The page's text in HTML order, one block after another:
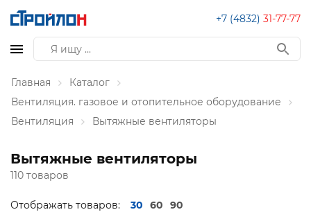
+7 (4832) 31-77-77
Главная
Каталог
Вентиляция. газовое и отопительное оборудование
Вентиляция
Вытяжные вентиляторы
Вытяжные вентиляторы
110 товаров
Отображать товаров: 30 60
90